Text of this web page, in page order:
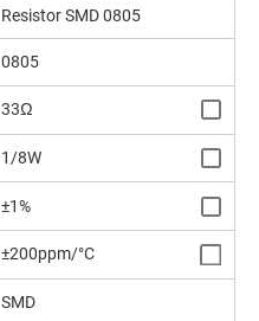
Resistor SMD 0805
0805
33Ω
1/8W
±1%
±200ppm/°C
SMD